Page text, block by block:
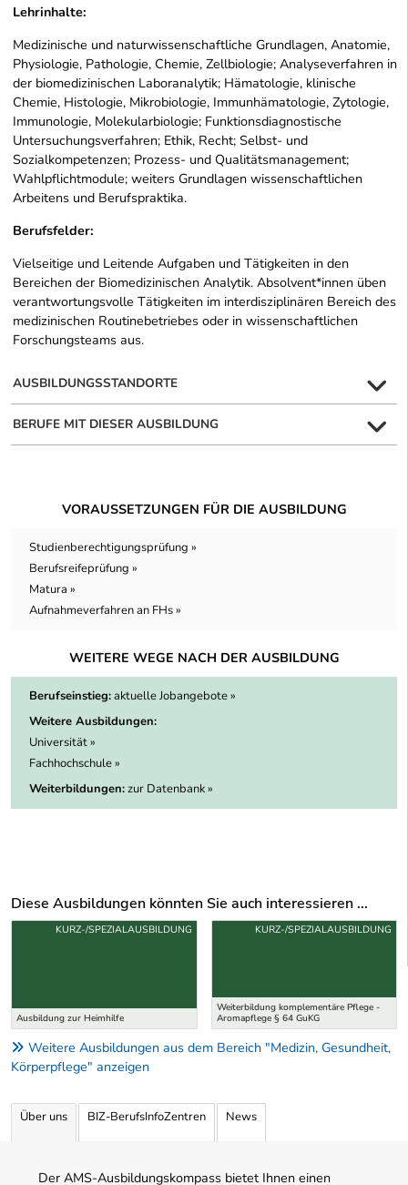
Lehrinhalte:
Medizinische und naturwissenschaftliche Grundlagen, Anatomie,
Physiologie, Pathologie, Chemie, Zellbiologie; Analyseverfahren in
der biomedizinischen Laboranalytik; Hämatologie, klinische
Chemie, Histologie, Mikrobiologie, Immunhämatologie, Zytologie,
Immunologie, Molekularbiologie; Funktionsdiagnostische
Untersuchungsverfahren; Ethik, Recht; Selbst- und
Sozialkompetenzen; Prozess- und Qualitätsmanagement;
Wahlpflichtmodule; weiters Grundlagen wissenschaftlichen
Arbeitens und Berufspraktika.
Berufsfelder:
Vielseitige und Leitende Aufgaben und Tätigkeiten in den
Bereichen der Biomedizinischen Analytik. Absolvent*innen üben
verantwortungsvolle Tätigkeiten im interdisziplinären Bereich des
medizinischen Routinebetriebes oder in wissenschaftlichen
Forschungsteams aus.
AUSBILDUNGSSTANDORTE
BERUFE MIT DIESER AUSBILDUNG
VORAUSSETZUNGEN FÜR DIE AUSBILDUNG
Studienberechtigungsprüfung »
Berufsreifeprüfung »
Matura »
Aufnahmeverfahren an FHs »
WEITERE WEGE NACH DER AUSBILDUNG
Berufseinstieg:aktuelle Jobangebote »
Weitere Ausbildungen:
Universität »
Fachhochschule »
Weiterbildungen:zur Datenbank »
Diese Ausbildungen könnten Sie auch interessieren ...
Uber weitere Ausbildungsvorschläge
Ausbildung zur Heimhilfe
KURZ-/SPEZIALAUSBILDUNG
Weiterbildung komplementäre Pflege -
Aromapflege § 64 GuKG
KURZ-/SPEZIALAUSBILDUNG
Weitere Ausbildungen aus dem Bereich "Medizin, Gesundheit,
Körperpflege" anzeigen
Über uns BIZ-BerufsInfoZentren News
Der AMS-Ausbildungskompass bietet Ihnen einen